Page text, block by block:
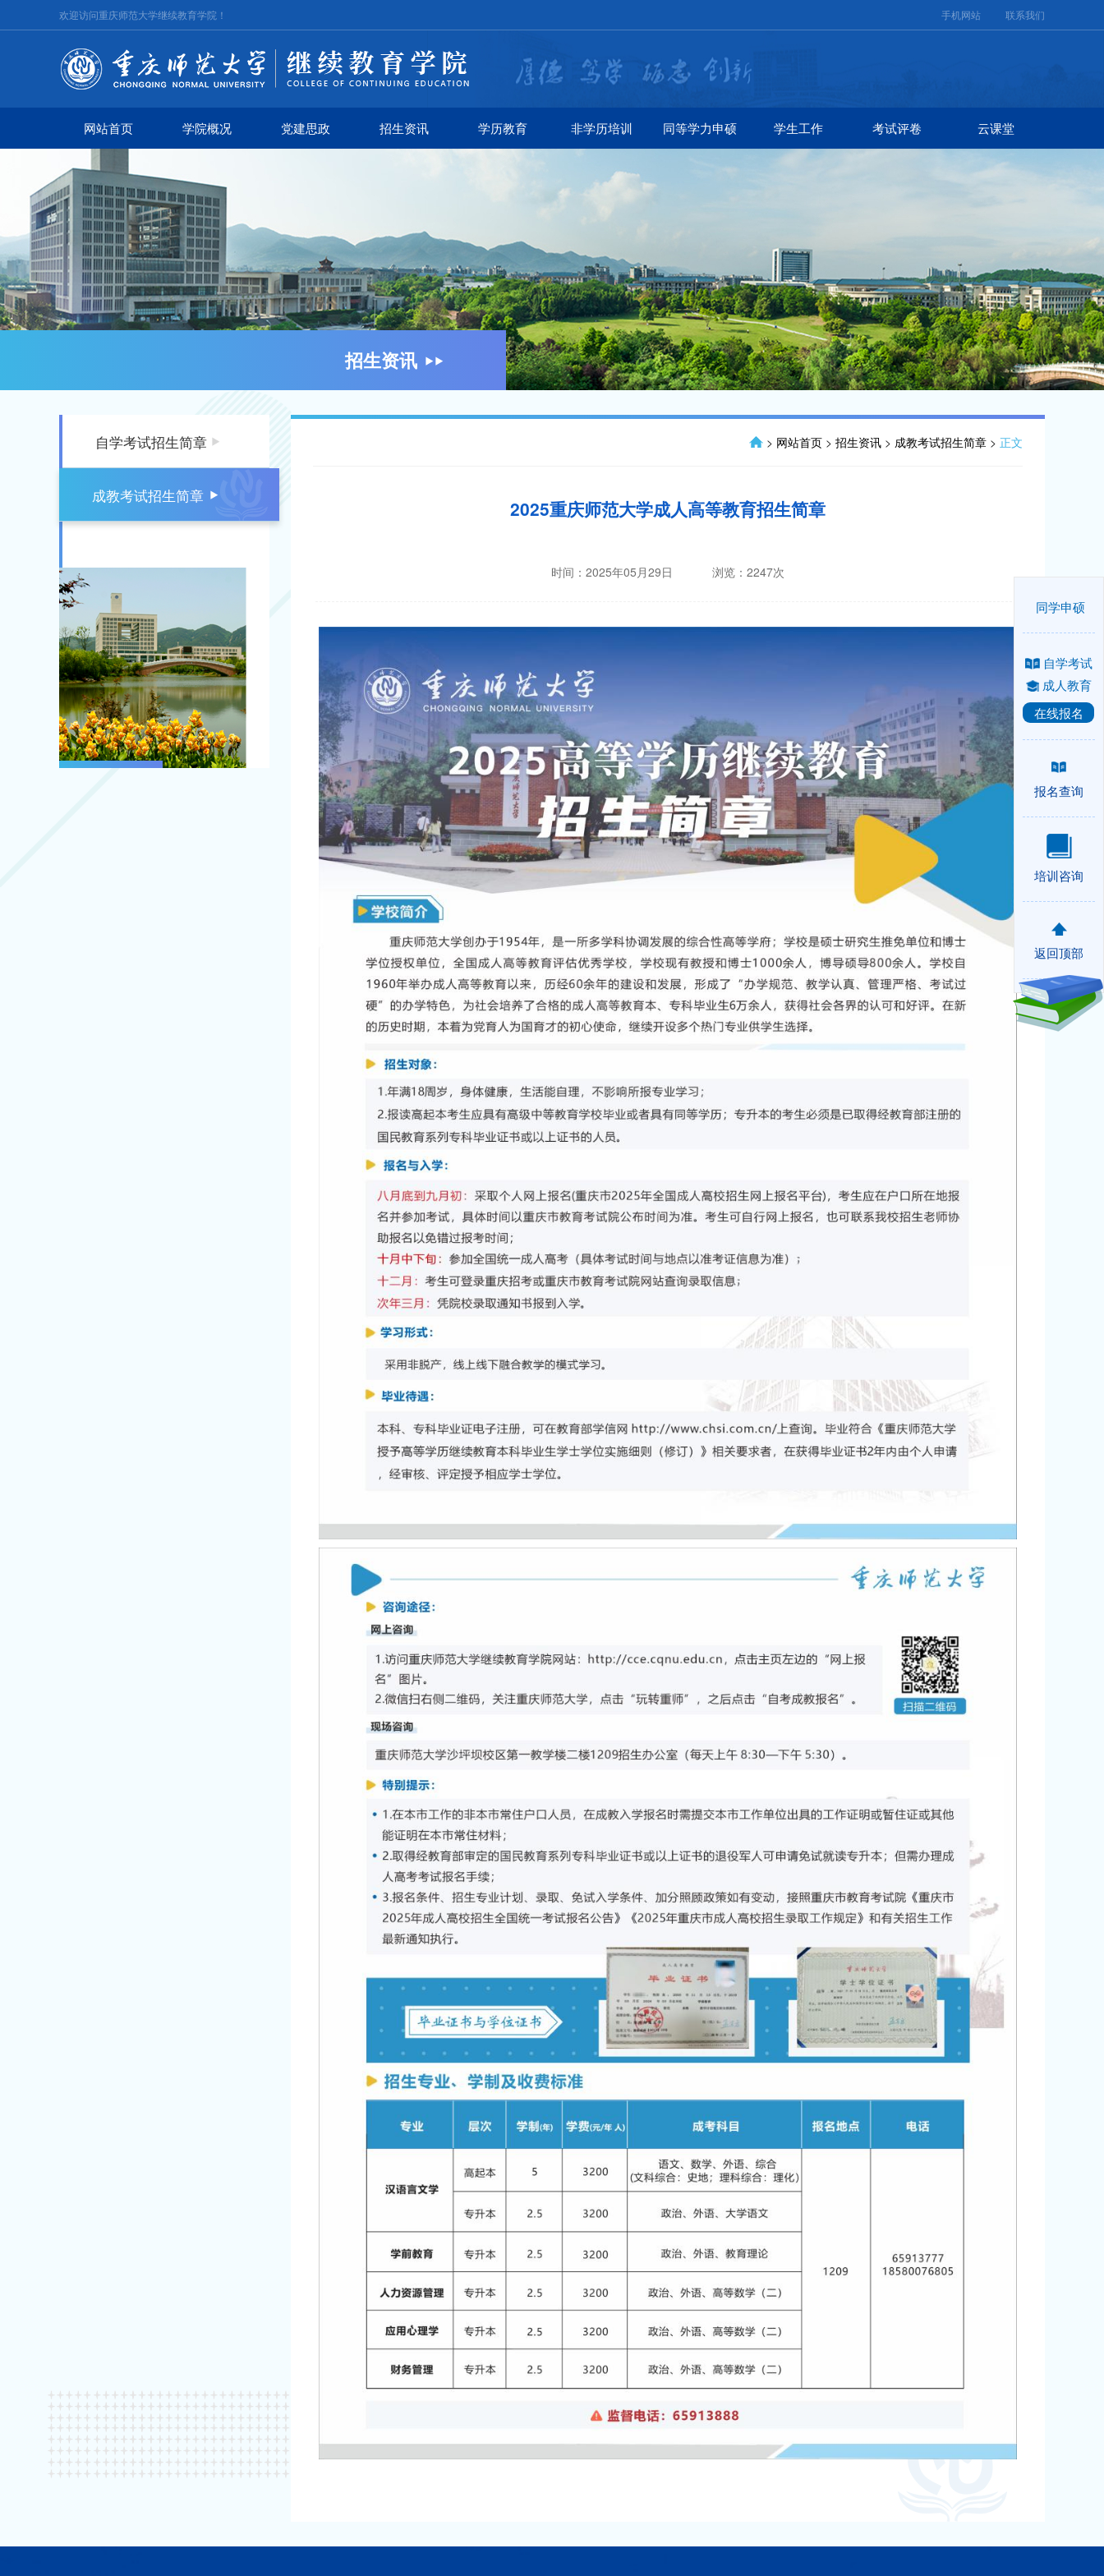
欢迎访问重庆师范大学继续教育学院！ 手机网站 联系我们
网站首页 学院概况 党建思政 招生资讯 学历教育 非学历培训 同等学力申硕 学生工作 考试评卷 云课堂
招生资讯
自学考试招生简章
成教考试招生简章
> 网站首页 > 招生资讯 > 成教考试招生简章 > 正文
2025重庆师范大学成人高等教育招生简章
时间：2025年05月29日 浏览： 2247次
同学申硕
自学考试
成人教育
在线报名
报名查询
培训咨询
返回顶部